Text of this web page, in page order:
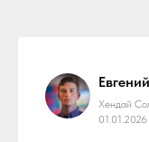
Евгений
Хендай
01.01.2026